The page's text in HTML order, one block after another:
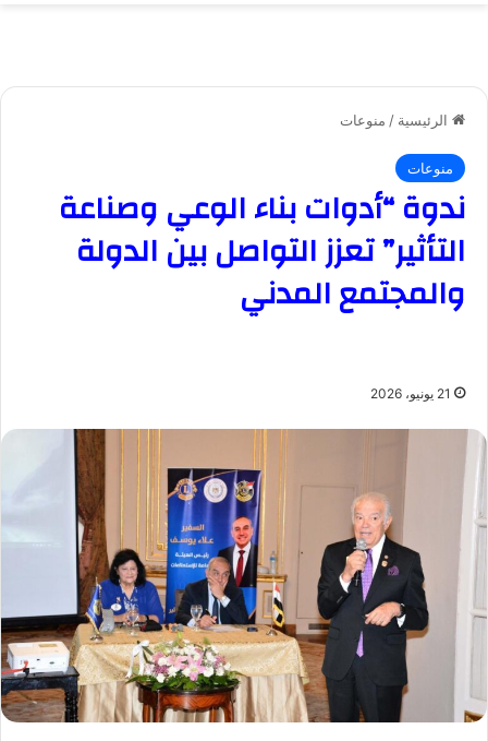
الرئيسية / منوعات
منوعات
ندوة “أدوات بناء الوعي وصناعة
التأثير” تعزز التواصل بين الدولة
والمجتمع المدني
21 يونيو، 2026